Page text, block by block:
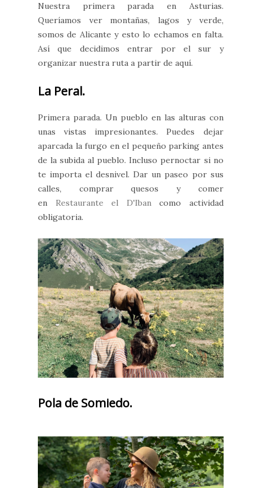
Nuestra primera parada en Asturias.
Queríamos ver montañas, lagos y verde,
somos de Alicante y esto lo echamos en falta.
Así que decidimos entrar por el sur y
organizar nuestra ruta a partir de aquí.
La Peral.
Primera parada. Un pueblo en las alturas con
unas vistas impresionantes. Puedes dejar
aparcada la furgo en el pequeño parking antes
de la subida al pueblo. Incluso pernoctar si no
te importa el desnivel. Dar un paseo por sus
calles, comprar quesos y comer
en Restaurante el D'Ibancomo actividad
obligatoria.
Pola de Somiedo.